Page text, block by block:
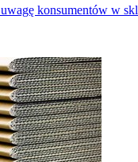
konsumentów w